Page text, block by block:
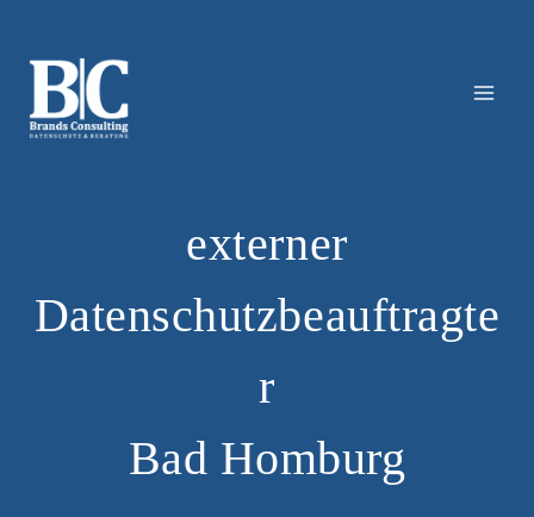
springen
externer
Datenschutzbeauftragte
r
Bad Homburg